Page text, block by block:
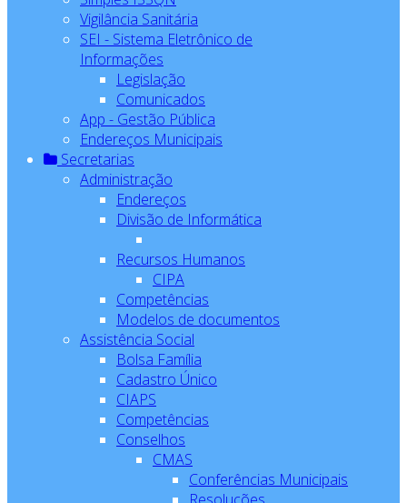
Vigilância Sanitária
SEI - Sistema Eletrônico de
Informações
Legislação
Comunicados
App - Gestão Pública
Endereços Municipais
Secretarias
Administração
Endereços
Divisão de Informática
Recursos Humanos
CIPA
Competências
Modelos de documentos
Assistência Social
Bolsa Família
Cadastro Único
CIAPS
Competências
Conselhos
CMAS
Conferências Municipais